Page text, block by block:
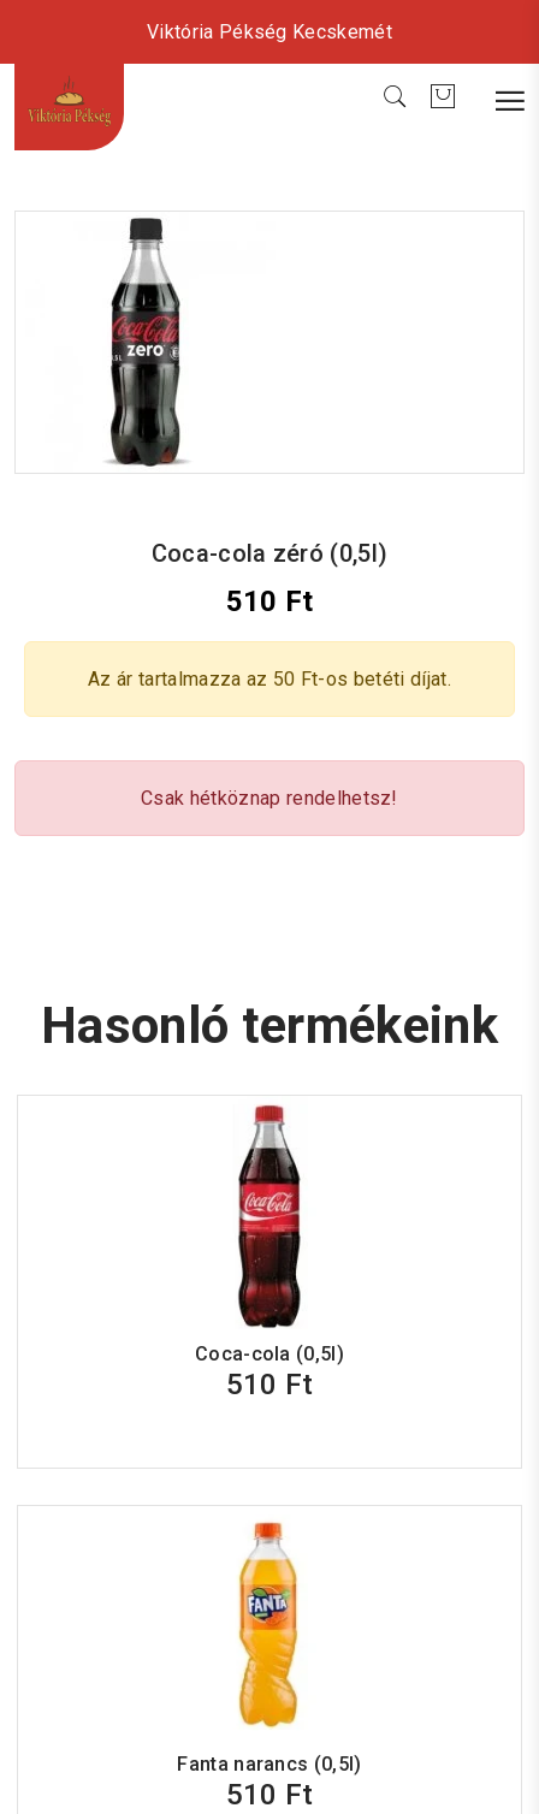
Viktória Pékség Kecskemét
Coca-cola zéró (0,5l)
510 Ft
Az ár tartalmazza az 50 Ft-os betéti díjat.
Csak hétköznap rendelhetsz!
Hasonló termékeink
Coca-cola (0,5l)
510 Ft
Fanta narancs (0,5l)
510 Ft